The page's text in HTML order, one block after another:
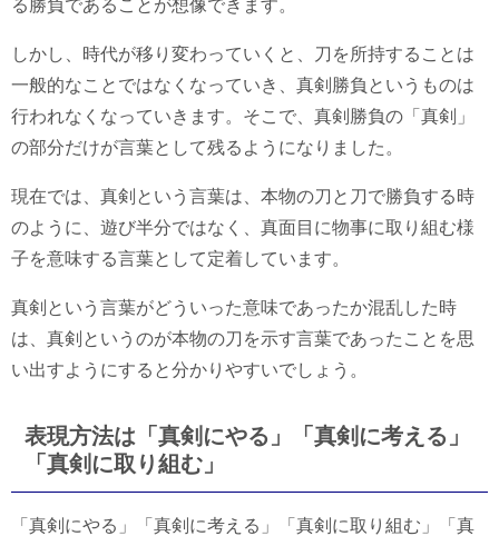
る勝負であることが想像できます。
しかし、時代が移り変わっていくと、刀を所持することは
一般的なことではなくなっていき、真剣勝負というものは
行われなくなっていきます。そこで、真剣勝負の「真剣」
の部分だけが言葉として残るようになりました。
現在では、真剣という言葉は、本物の刀と刀で勝負する時
のように、遊び半分ではなく、真面目に物事に取り組む様
子を意味する言葉として定着しています。
真剣という言葉がどういった意味であったか混乱した時
は、真剣というのが本物の刀を示す言葉であったことを思
い出すようにすると分かりやすいでしょう。
表現方法は「真剣にやる」「真剣に考える」
「真剣に取り組む」
「真剣にやる」「真剣に考える」「真剣に取り組む」「真